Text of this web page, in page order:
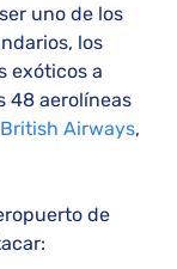
uno de los
los
exóticos a
48 aerolíneas
British Airways,
de